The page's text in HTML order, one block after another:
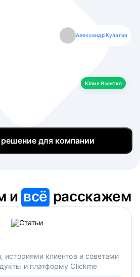
Александр Кулагин
Юлия Изоитко
Даниил Макаров
Екатерина Лазаренко
Борис Кашко
Юлия Изоитко
для компании
ивсё расскажем
историями клиентов и советами
и платформу Clickme